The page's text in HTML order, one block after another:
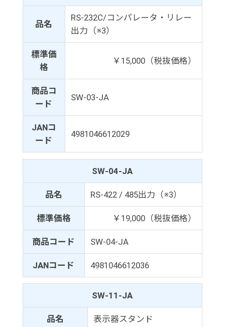
品名
RS-232C/コンパレータ・リレー
出力（※3）
標準価
格
￥15,000（税抜価格）
商品コ
ード
SW-03-JA
JANコ
ード
4981046612029
SW-04-JA
品名 RS-422 / 485出力（※3）
標準価格 ￥19,000（税抜価格）
商品コード SW-04-JA
JANコード 4981046612036
SW-11-JA
品名 表示器スタンド